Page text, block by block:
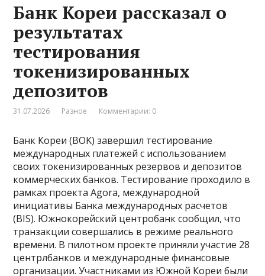
Банк Кореи рассказал о
результатах
тестирования
токенизированных
депозитов
31.07.2026 Разное Комментарии: 0
Банк Кореи (BOK) завершил тестирование
международных платежей с использованием
своих токенизированных резервов и депозитов
коммерческих банков. Тестирование проходило в
рамках проекта Agora, международной
инициативы Банка международных расчетов
(BIS). Южнокорейский центробанк сообщил, что
транзакции совершались в режиме реального
времени. В пилотном проекте приняли участие 28
центрлбанков и международные финансовые
организации. Участниками из Южной Кореи были